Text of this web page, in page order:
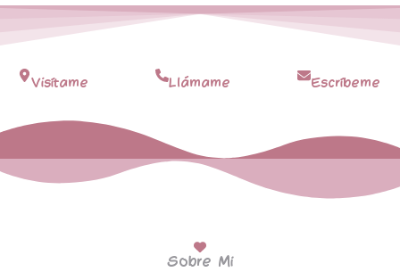
Visítame Llámame Escríbeme
Sobre Mi